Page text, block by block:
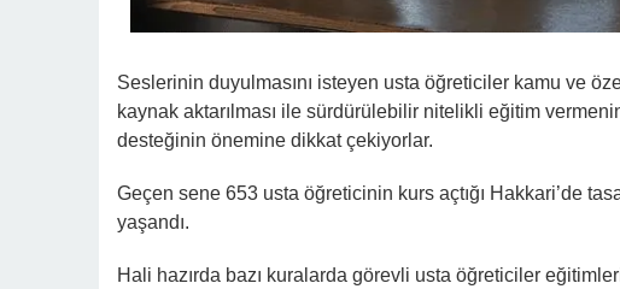
Seslerinin duyulmasını isteyen usta öğreticiler kamu ve
kaynak aktarılması ile sürdürülebilir nitelikli eğitim
desteğinin önemine dikkat çekiyorlar.
Geçen sene 653 usta öğreticinin kurs açtığı Hakkari’de
yaşandı.
Hali hazırda bazı kuralarda görevli usta öğreticiler